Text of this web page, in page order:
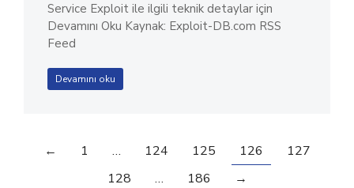
Service Exploit ile ilgili teknik detaylar için
Devamını Oku Kaynak: Exploit-DB.com RSS
Feed
Devamını oku
← 1 … 124 125 126
127
128
… 186 →